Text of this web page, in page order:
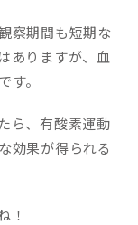
察期間も短期な
ありますが、血
。
ら、有酸素運動
効果が得られる
！